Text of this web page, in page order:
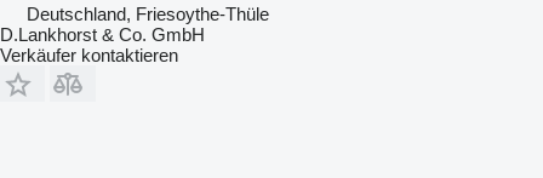
Deutschland, Friesoythe-Thüle
D.Lankhorst & Co. GmbH
Verkäufer kontaktieren